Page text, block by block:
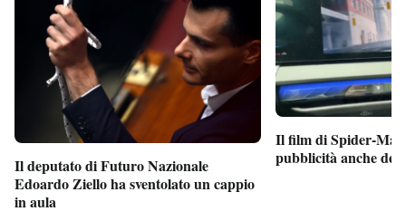
Il deputato di Futuro Nazionale
Edoardo Ziello ha sventolato un cappio
in aula
Il film di Spider-Man
pubblicità anche